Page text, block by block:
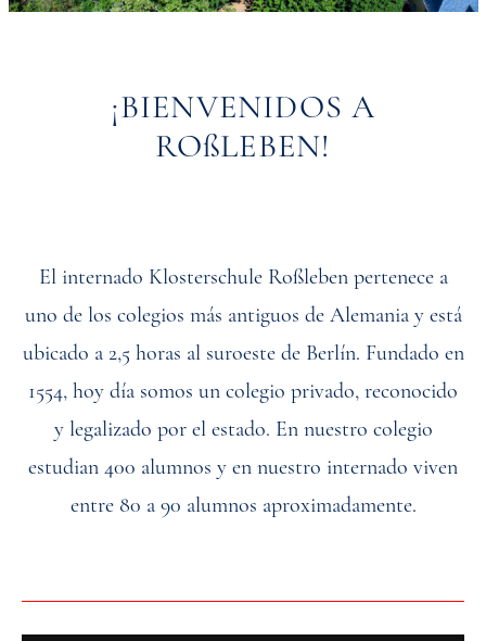
¡BIENVENIDOS A
ROßLEBEN!
El internado Klosterschule Roßleben pertenece a
uno de los colegios más antiguos de Alemania y está
ubicado a 2,5 horas al suroeste de Berlín. Fundado en
1554, hoy día somos un colegio privado, reconocido
y legalizado por el estado. En nuestro colegio
estudian 400 alumnos y en nuestro internado viven
entre 80 a 90 alumnos aproximadamente.